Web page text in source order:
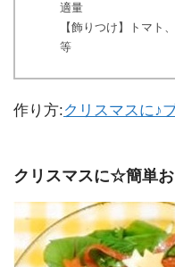
適量
【飾りつけ】トマト
等
作り方:クリスマスに♪
クリスマスに☆簡単